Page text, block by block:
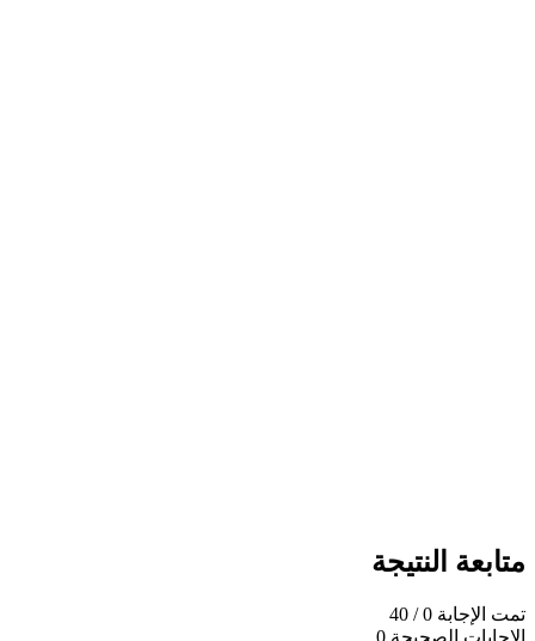
متابعة النتيجة
تمت الإجابة 0
/ 40
الإجابات الصحيحة 0